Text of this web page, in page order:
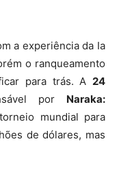
a experiência da Ia
o ranqueamento
para trás. A 24
por Naraka:
mundial para
de dólares, mas